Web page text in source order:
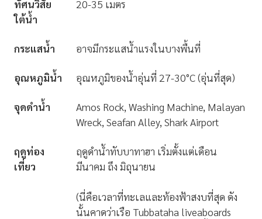
ทัศนวิสัย
ใต้น้ำ
20-35 เมตร
กระแสน้ำ อาจมีกระแสน้ำแรงในบางพื้นที่
อุณหภูมิน้ำ อุณหภูมิของน้ำอุ่นที่ 27-30°C (อุ่นที่สุด)
จุดดำน้ำ
Amos Rock, Washing Machine, Malayan
Wreck, Seafan Alley, Shark Airport
ฤดูท่อง
เที่ยว
ฤดูดำน้ำทับบาทาฮา เริ่มตั้งแต่เดือน
มีนาคม ถึง มิถุนายน
(นี่คือเวลาที่ทะเลและท้องฟ้าสงบที่สุด ดัง
นั้นคาดว่าเรือ Tubbataha liveaboards